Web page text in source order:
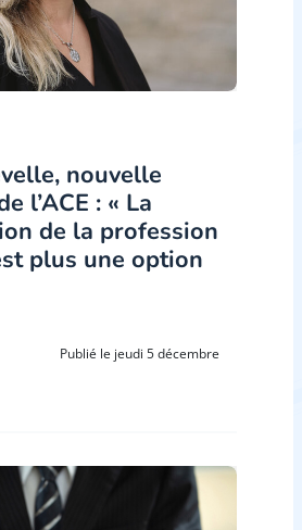
nouvelle
l’ACE : « La
de la profession
plus une option
Publié le jeudi 5 décembre